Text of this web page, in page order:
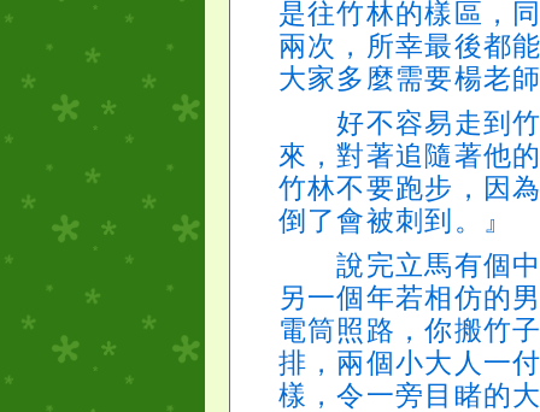
是往竹林的樣區，
兩次，所幸最後都
大家多麼需要楊老
好不容易走到竹
來，對著追隨著他
竹林不要跑步，因
倒了會被刺到。』
說完立馬有個中
另一個年若相仿的
電筒照路，你搬竹
排，兩個小大人一
樣，令一旁目睹的